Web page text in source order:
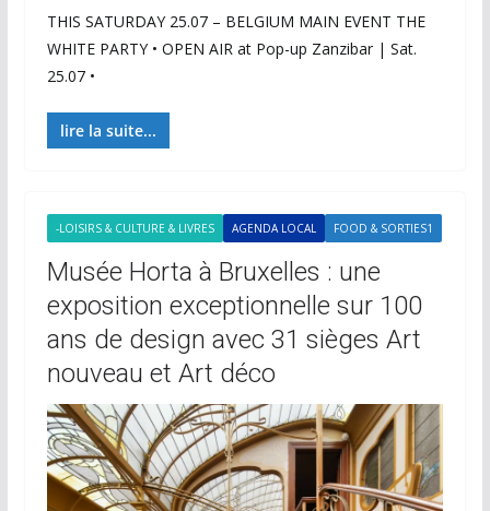
THIS SATURDAY 25.07 – BELGIUM MAIN EVENT THE
WHITE PARTY • OPEN AIR at Pop-up Zanzibar | Sat.
25.07 •
lire la suite...
-LOISIRS & CULTURE & LIVRES AGENDA LOCAL FOOD & SORTIES1
Musée Horta à Bruxelles : une
exposition exceptionnelle sur 100
ans de design avec 31 sièges Art
nouveau et Art déco